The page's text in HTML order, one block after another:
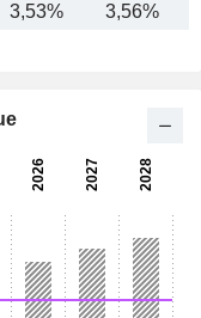
3,53% 3,56%